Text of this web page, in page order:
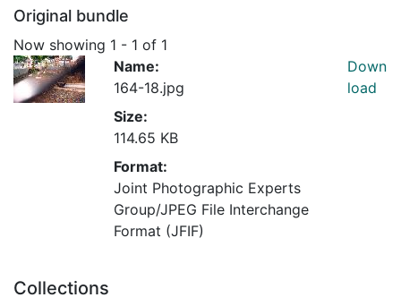
Original bundle
Now showing 1 - 1 of 1
Name:
164-18.jpg
Size:
114.65 KB
Format:
Joint Photographic Experts
Group/JPEG File Interchange
Format (JFIF)
Down
load
Collections